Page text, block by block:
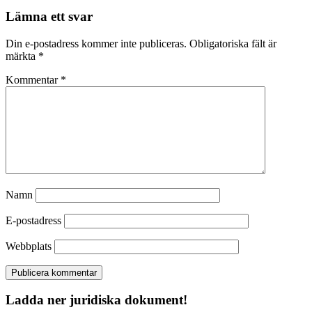
Lämna ett svar
Din e-postadress kommer inte publiceras. Obligatoriska fält är
märkta *
Kommentar *
Namn
E-postadress
Webbplats
Ladda ner juridiska dokument!